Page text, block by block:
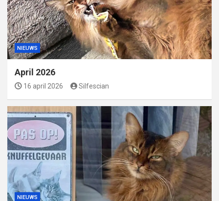
NIEUWS
April 2026
16 april 2026 Silfescian
NIEUWS